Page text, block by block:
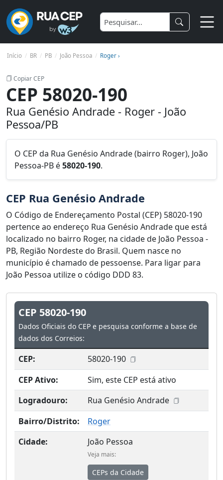
Início BR PB João Pessoa Roger ›
Copiar CEP
CEP 58020-190
Rua Genésio Andrade - Roger - João
Pessoa/PB
O CEP da Rua Genésio Andrade (bairro Roger), João
Pessoa-PB é58020-190.
CEP Rua Genésio Andrade
O Código de Endereçamento Postal (CEP) 58020-190
pertence ao endereço Rua Genésio Andrade que está
localizado no bairro Roger, na cidade de João Pessoa -
PB, Região Nordeste do Brasil. Quem nasce no
município é chamado de pessoense. Para ligar para
João Pessoa utilize o código DDD 83.
CEP 58020-190
Dados Oficiais do CEP e pesquisa conforme a base de
dados dos Correios:
CEP:
58020-190
CEP Ativo:
Sim, este CEP está ativo
Logradouro:
Rua Genésio Andrade
Bairro/Distrito:
Roger
Cidade:
João Pessoa
Veja mais:
CEPs da Cidade